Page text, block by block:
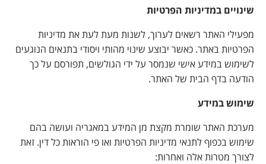
שינויים במדיניות הפרטיות
מפעילי האתר רשאים לערוך, לשנות מעת לעת את מדיניות
הפרטיות באתר. כאשר יבוצע שינוי מהותי ויסודי בתנאים הנוגעים
לשימוש במידע אישי שנמסר על ידי הגולשים, תפורסם על כך
הודעה בדף הבית של האתר.
שימוש במידע
מערכת האתר שומרת מקצת מן המידע במאגריה ועושה בהם
שימוש בכפוף לתנאי מדיניות הפרטיות ואו פי הוראות כל דין. זאת
לצורך מטרות אלה ואחרות: